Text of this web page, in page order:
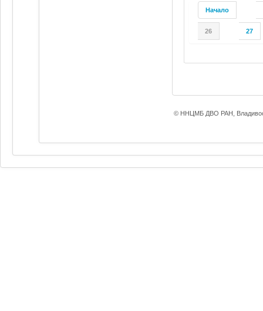
Начало
26 27
© ННЦМБ ДВО РАН,